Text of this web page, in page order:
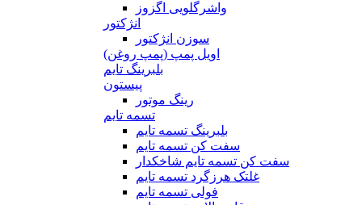
واشرگلویی اگزوز
انژکتور
سوزن انژکتور
اویل پمپ (پمپ روغن)
بلبرینگ تایم
پیستون
رینگ موتور
تسمه تایم
بلبرینگ تسمه تایم
سفت کن تسمه تایم
سفت کن تسمه تایم شاخکدار
غلتک هرزگرد تسمه تایم
فولی تسمه تایم